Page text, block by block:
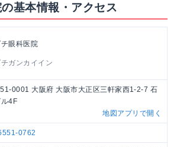
基本情報・アクセス
チ眼科医院
チガンカイイン
0001 大阪府 大阪市大正区三軒家西1-2-7 石
ル4F
地図アプリで開く
0762